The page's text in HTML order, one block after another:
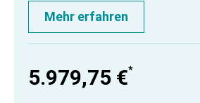
Mehr erfahren
5.979,75 €*